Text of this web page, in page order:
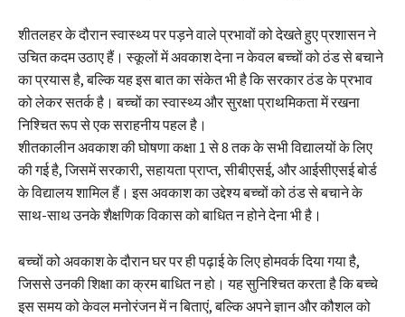
शीतलहर के दौरान स्वास्थ्य पर पड़ने वाले प्रभावों को देखते हुए प्रशासन ने
उचित कदम उठाए हैं। स्कूलों में अवकाश देना न केवल बच्चों को ठंड से बचाने
का प्रयास है, बल्कि यह इस बात का संकेत भी है कि सरकार ठंड के प्रभाव
को लेकर सतर्क है। बच्चों का स्वास्थ्य और सुरक्षा प्राथमिकता में रखना
निश्चित रूप से एक सराहनीय पहल है।
शीतकालीन अवकाश की घोषणा कक्षा 1 से 8 तक के सभी विद्यालयों के लिए
की गई है, जिसमें सरकारी, सहायता प्राप्त, सीबीएसई, और आईसीएसई बोर्ड
के विद्यालय शामिल हैं। इस अवकाश का उद्देश्य बच्चों को ठंड से बचाने के
साथ-साथ उनके शैक्षणिक विकास को बाधित न होने देना भी है।
बच्चों को अवकाश के दौरान घर पर ही पढ़ाई के लिए होमवर्क दिया गया है,
जिससे उनकी शिक्षा का क्रम बाधित न हो। यह सुनिश्चित करता है कि बच्चे
इस समय को केवल मनोरंजन में न बिताएं, बल्कि अपने ज्ञान और कौशल को